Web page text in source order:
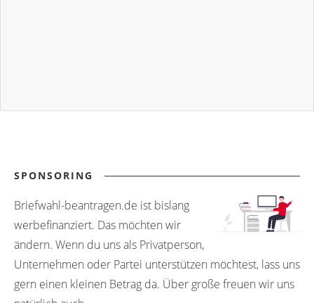
SPONSORING
Briefwahl-beantragen.de ist bislang
werbefinanziert. Das möchten wir
ändern. Wenn du uns als Privatperson,
Unternehmen oder Partei unterstützen möchtest, lass uns
gern einen kleinen Betrag da. Über große freuen wir uns